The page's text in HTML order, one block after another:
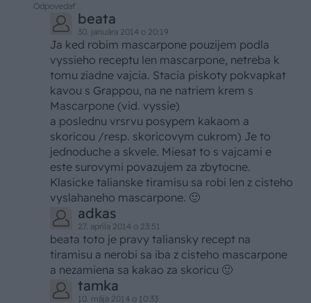
Odpovedať
beata
30. januára 2014 o 20:19
Ja ked robim mascarpone pouzijem podla
vyssieho receptu len mascarpone, netreba k
tomu ziadne vajcia. Stacia piskoty pokvapkat
kavou s Grappou, na ne natriem krem s
Mascarpone (vid. vyssie)
a poslednu vrsrvu posypem kakaom a
skoricou /resp. skoricovym cukrom) Je to
jednoduche a skvele. Miesat to s vajcami e
este surovymi povazujem za zbytocne.
Klasicke talianske tiramisu sa robi len z cisteho
vyslahaneho mascarpone. 🙂
adkas
27. apríla 2014 o 23:51
beata toto je pravy taliansky recept na
tiramisu a nerobi sa iba z cisteho mascarpone
a nezamiena sa kakao za skoricu 🙂
tamka
10. mája 2014 o 10:33